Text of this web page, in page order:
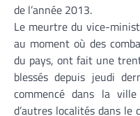
de l’année 2013.
Le meurtre du vice-
au moment où des
du pays, ont fait une
blessés depuis jeudi
commencé dans la
d’autres localités dans